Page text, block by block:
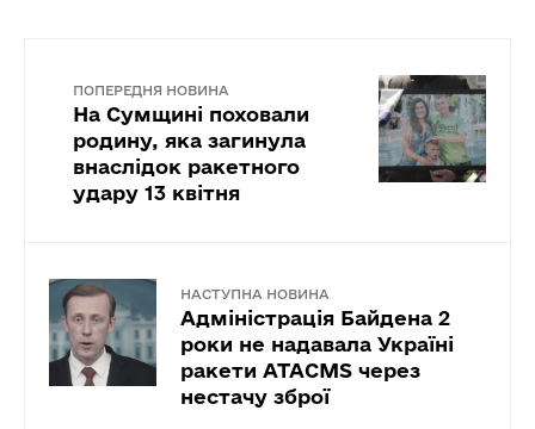
ПОПЕРЕДНЯ НОВИНА
На Сумщині поховали
родину, яка загинула
внаслідок ракетного
удару 13 квітня
НАСТУПНА НОВИНА
Адміністрація Байдена 2
роки не надавала Україні
ракети ATACMS через
нестачу зброї